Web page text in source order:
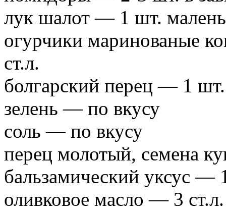
лук шалот — 1 шт.
огурчики маринованые
ст.л.
болгарский перец — 1 шт.
зелень — по вкусу
соль — по вкусу
перец молотый, семена
бальзамический уксус —
оливковое масло — 3 ст.л.